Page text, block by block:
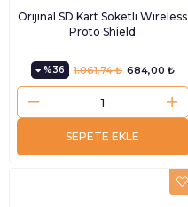
Orijinal SD Kart Soketli Wireless
Proto Shield
%36 684,00 ₺
1.061,74 ₺
SEPETE EKLE